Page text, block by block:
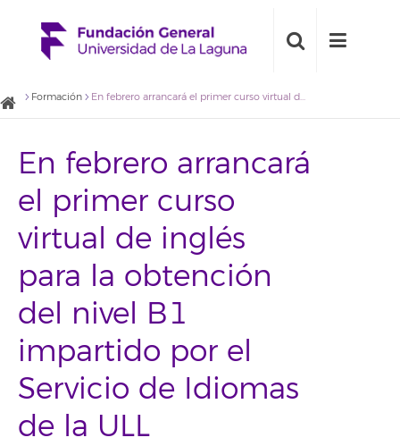
Formación En febrero arrancará el primer curso virtual de inglés para la obtención del nivel B1 impartido por el Servicio de Idiomas de la ULL
En febrero arrancará
el primer curso
virtual de inglés
para la obtención
del nivel B1
impartido por el
Servicio de Idiomas
de la ULL